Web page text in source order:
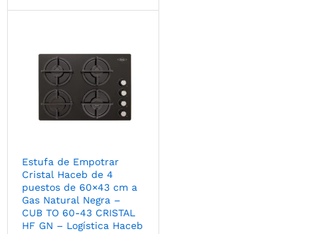
Estufa de Empotrar
Cristal Haceb de 4
puestos de 60×43 cm a
Gas Natural Negra –
CUB TO 60-43 CRISTAL
HF GN – Logística Haceb